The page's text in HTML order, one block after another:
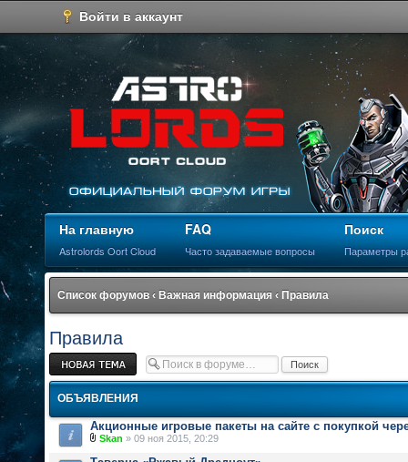
Войти в аккаунт
На главную
Astrolords Oort Cloud
FAQ
Часто задаваемые вопросы
Поиск
Параметры
Список форумов ‹ Важная информация ‹ Правила
Правила
Новая тема
ОБЪЯВЛЕНИЯ
Акционные игровые пакеты на сайте с покупкой
Skan » 09 ноя 2015, 20:29